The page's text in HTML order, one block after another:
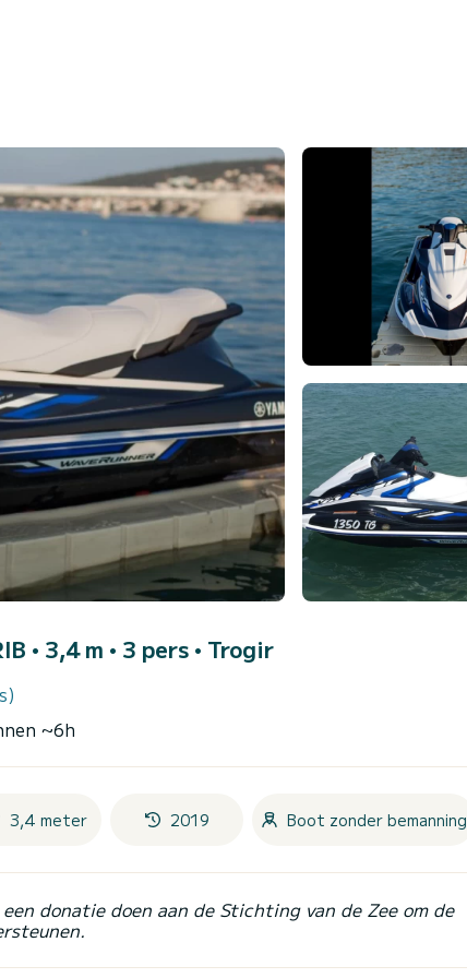
• 3,4 m • 3 pers • Trogir
~6h
3,4 meter 2019 Boot zonder bemanning
donatie doen aan de Stichting van de Zee om de